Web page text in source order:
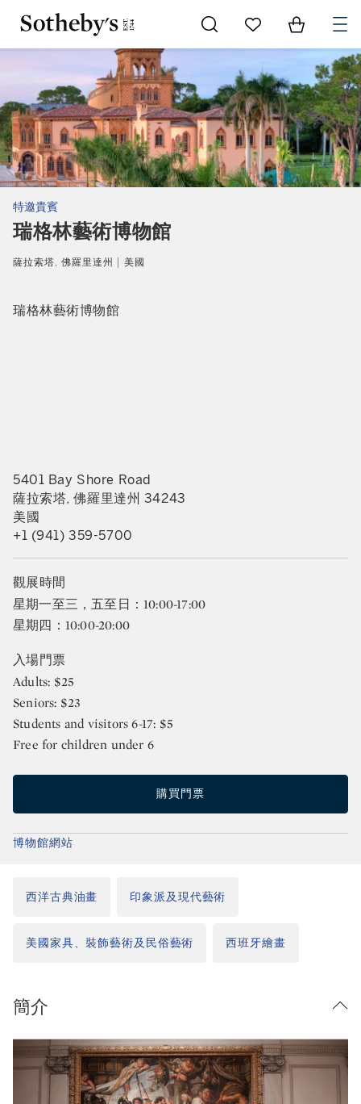
Go to My Favorites
Items in
瑞格林藝術博物館
薩拉索塔, 佛羅里達州 | 美國
特邀貴賓
簡介
瑞格林藝術博物館
5401 Bay Shore Road
薩拉索塔, 佛羅里達州 34243
美國
+1 (941) 359-5700
觀展時間
星期一至三，五至日：10:00-17:00
星期四：10:00-20:00
入場門票
Adults: $25
Seniors: $23
Students and visitors 6-17: $5
Free for children under 6
購買門票
博物館網站
西洋古典油畫 印象派及現代藝術
美國家具、裝飾藝術及民俗藝術 西班牙繪畫